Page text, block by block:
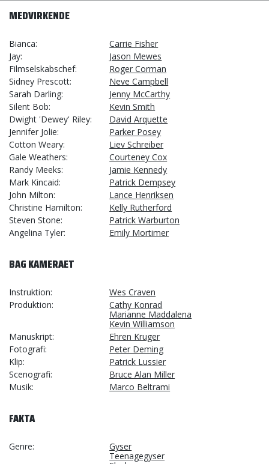
MEDVIRKENDE
Bianca
Carrie Fisher
Jay
Jason Mewes
Filmselskabschef
Roger Corman
Sidney Prescott
Neve Campbell
Sarah Darling
Jenny McCarthy
Silent Bob
Kevin Smith
Dwight 'Dewey' Riley
David Arquette
Jennifer Jolie
Parker Posey
Cotton Weary
Liev Schreiber
Gale Weathers
Courteney Cox
Randy Meeks
Jamie Kennedy
Mark Kincaid
Patrick Dempsey
John Milton
Lance Henriksen
Christine Hamilton
Kelly Rutherford
Steven Stone
Patrick Warburton
Angelina Tyler
Emily Mortimer
BAG KAMERAET
Instruktion
Wes Craven
Produktion
Cathy Konrad
Marianne Maddalena
Kevin Williamson
Manuskript
Ehren Kruger
Fotografi
Peter Deming
Klip
Patrick Lussier
Scenografi
Bruce Alan Miller
Musik
Marco Beltrami
FAKTA
Genre
Gyser
Teenagegyser